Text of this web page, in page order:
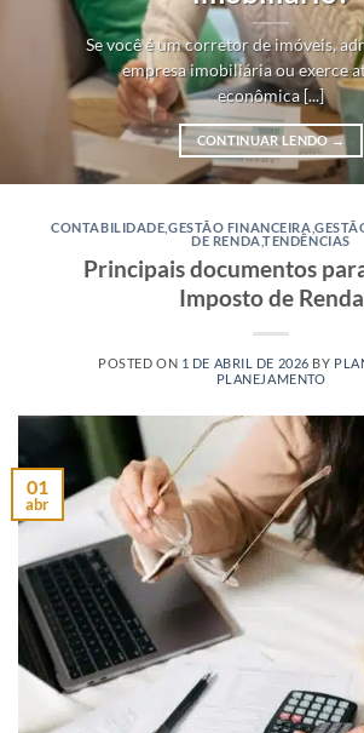
Se você é um corretor de imóveis,
empresa imobiliária ou exerce
econômica [...]
CONTINUAR LENDO→
CONTABILIDADE GESTÃO FINANCEIRA ,
DE RENDA,TENDÊNCIAS
Principais documentos
Imposto de Renda
POSTED ON 1 DE ABRIL DE 2026 BY
PLANEJAMENTO
01
abr